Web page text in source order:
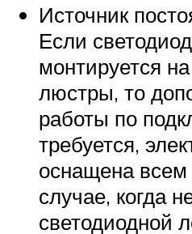
Источник
Если
монтируется
люстры, то
работы по
требуется,
оснащена
случае, когда
светодиодной